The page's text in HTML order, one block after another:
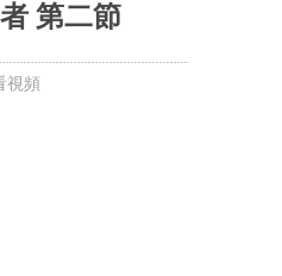
第二節
視頻